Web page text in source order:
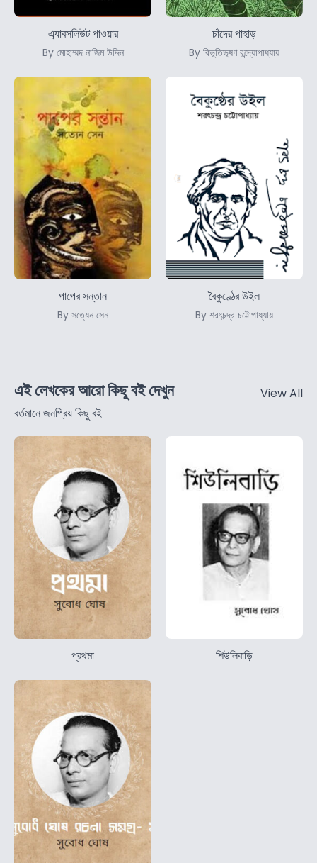
এ্যাবসলিউট পাওয়ার
By মোহাম্মদ নাজিম উদ্দিন
চাঁদের পাহাড়
By বিভূতিভূষণ বন্দ্যোপাধ্যায়
পাপের সন্তান
By সত্যেন সেন
বৈকুণ্ঠের উইল
By শরৎচন্দ্র চট্টোপাধ্যায়
এই লেখকের আরো কিছু বই দেখুন
বর্তমানে জনপ্রিয় কিছু বই
View All
প্রথমা শিউলিবাড়ি